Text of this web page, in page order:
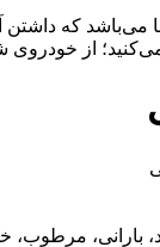
می‌باشد که
می‌کنید؛ از
بارانی،